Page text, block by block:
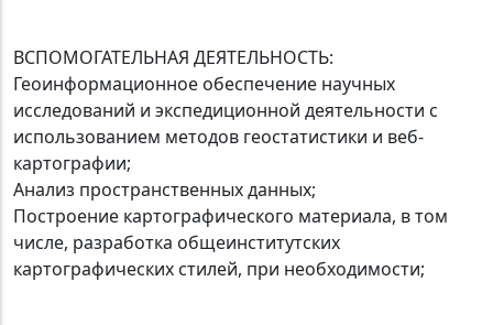
ВСПОМОГАТЕЛЬНАЯ ДЕЯТЕЛЬНОСТЬ:
Геоинформационное обеспечение научных
исследований и экспедиционной деятельности с
использованием методов геостатистики и веб-
картографии;
Анализ пространственных данных;
Построение картографического материала, в том
числе, разработка общеинститутских
картографических стилей, при необходимости;